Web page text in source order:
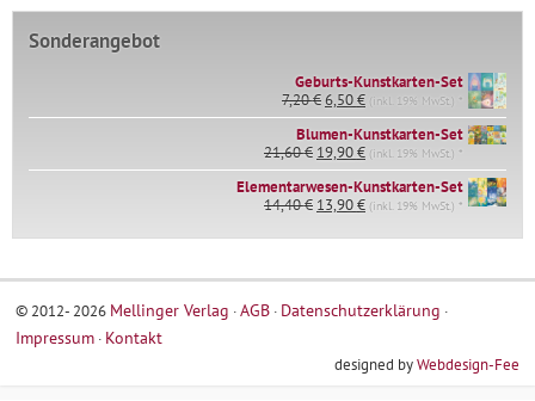
Sonderangebot
Geburts-Kunstkarten-Set
7,20€Ursprünglicher
Preis
war:
7,20 €
6,50€Aktueller
Preis
ist:
6,50 €.
(inkl. 19% MwSt.) *
Blumen-Kunstkarten-Set
21,60€ Ursprünglicher
Preis
war:
21,60 €
19,90€Aktueller
Preis
ist:
19,90 €.
(inkl. 19% MwSt.) *
Elementarwesen-Kunstkarten-Set
14,40€ Ursprünglicher
war:
13,90€Aktueller
ist:
(inkl. 19% MwSt.) *
© 2012- 2026 Mellinger Verlag AGB Datenschutzerklärung
Impressum Kontakt
designed byWebdesign-Fee